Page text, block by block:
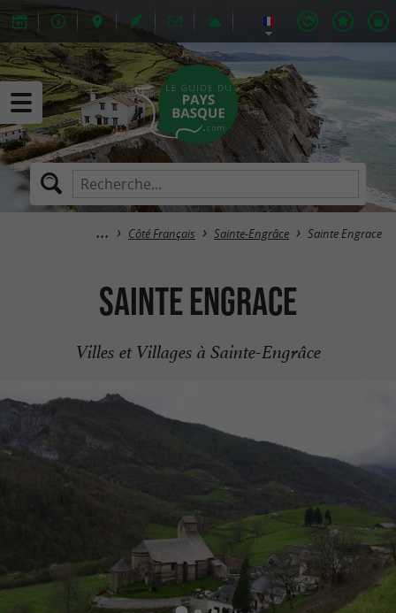
Côté Français Sainte-Engrâce Sainte Engrace
Sainte Engrace
Villes et Villages à Sainte-Engrâce